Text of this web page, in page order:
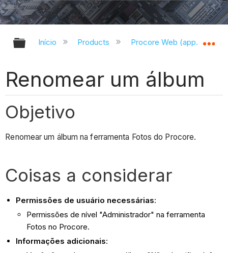
Expandir/recolher hierarquia
Início Products Procore Web
Renomear um álbum
Objetivo
Renomear um álbum na ferramenta Fotos do Procore.
Coisas a considerar
Permissões de usuário necessárias:
Permissões de nível "Administrador" na ferramenta
Fotos no Procore.
Informações adicionais: